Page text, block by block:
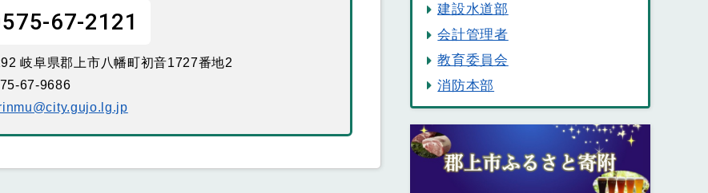
67-2121
岐阜県郡上市八幡町初音1727番地2
67-9686
建設水道部
会計管理者
教育委員会
消防本部